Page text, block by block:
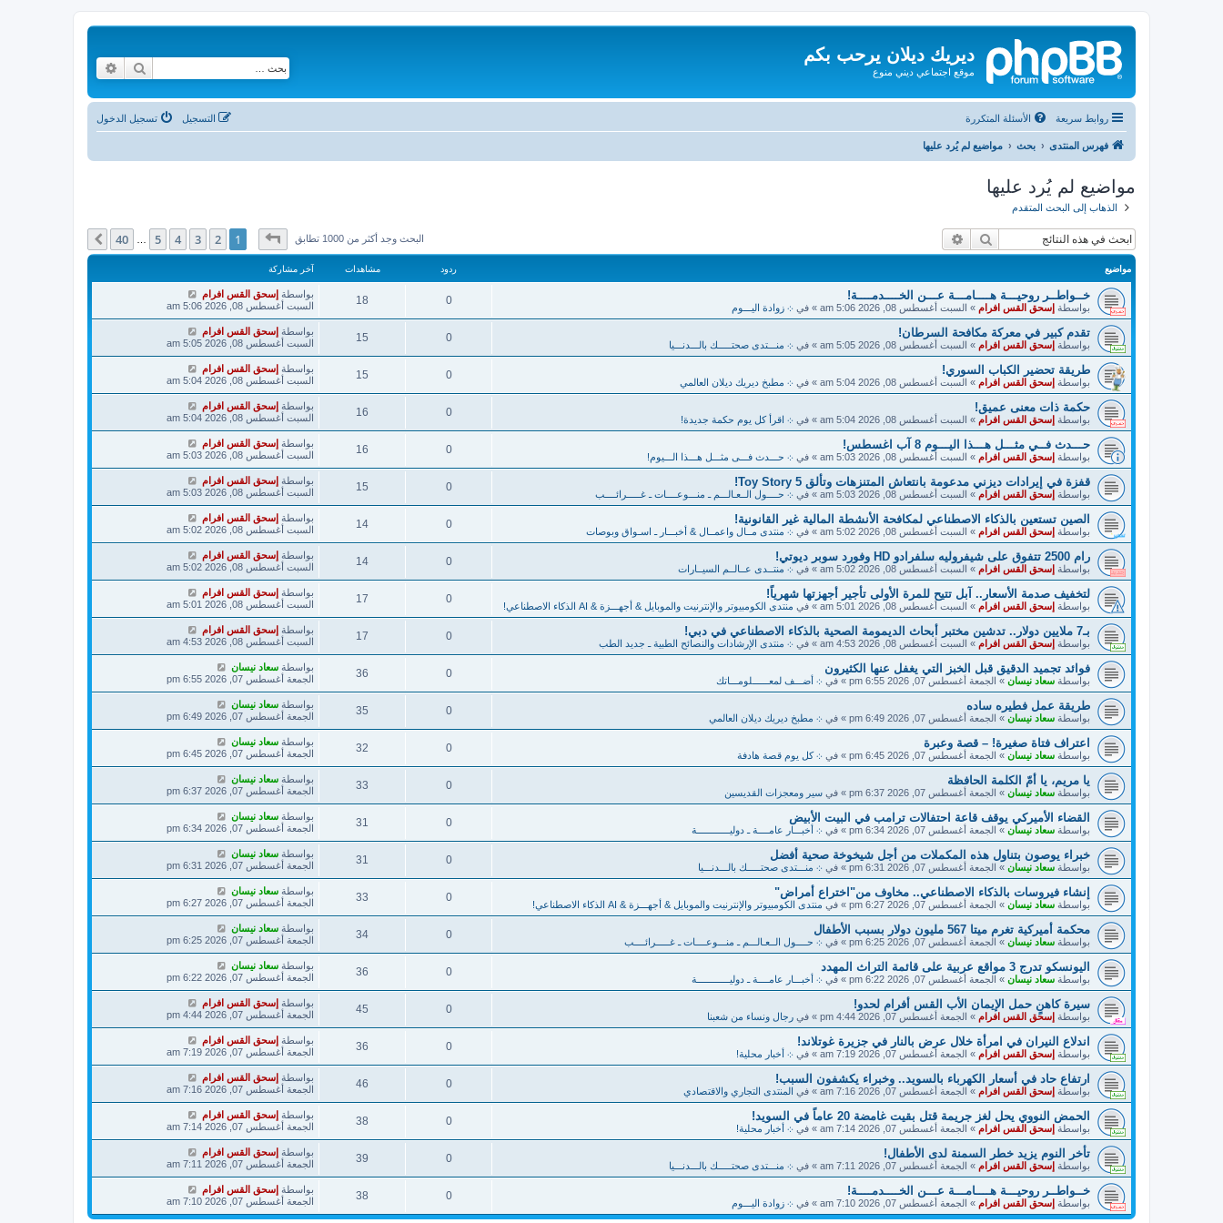
ديريك ديلان يرحب بكم
موقع اجتماعي ديني منوع بحث
روابط سريعة الأسئلة المتكررة تسجيل الدخول التسجيل
فهرس المنتدى بحث مواضيع لم يُرد عليها
مواضيع لم يُرد عليها
الذهاب إلى البحث المتقدم
بحث البحث وجد أكثر من 1000 تطابق صفحة1من40
1
2
3
4
5
40 التالي
مواضيع ردود مشاهدات آخر مشاركة
خــواطــر روحيـــة هــــامـــة عـــن الخــــدمــــة!
بواسطة إسحق القس افرام » السبت أغسطس 08, 2026 5:06 am » في ܀ زوادة اليـــوم
0
18 بواسطة إسحق القس افرام
السبت أغسطس 08, 2026 5:06 am
تقدم كبير في معركة مكافحة السرطان!
بواسطة إسحق القس افرام » السبت أغسطس 08, 2026 5:05 am » في ܀ منـــتدى صحتـــــك بالـــدنـــيا
0
15 بواسطة إسحق القس افرام
السبت أغسطس 08, 2026 5:05 am
طريقة تحضير الكباب السوري!
بواسطة إسحق القس افرام » السبت أغسطس 08, 2026 5:04 am » في ܀ مطبخ ديريك ديلان العالمي
0
15 بواسطة إسحق القس افرام
السبت أغسطس 08, 2026 5:04 am
حكمة ذات معنى عميق!
بواسطة إسحق القس افرام » السبت أغسطس 08, 2026 5:04 am » في ܀ اقرأ كل يوم حكمة جديدة!
0
16 بواسطة إسحق القس افرام
السبت أغسطس 08, 2026 5:04 am
حـــدث فــي مثـــل هـــذا اليـــوم 8 آب اغسطس!
بواسطة إسحق القس افرام » السبت أغسطس 08, 2026 5:03 am » في ܀ حـــدث فـــى مثـــل هـــذا الـــيوم!
0
16 بواسطة إسحق القس افرام
السبت أغسطس 08, 2026 5:03 am
قفزة في إيرادات ديزني مدعومة بانتعاش المتنزهات وتألق Toy Story 5!
بواسطة إسحق القس افرام » السبت أغسطس 08, 2026 5:03 am » في ܀ حــــول الــعـالـــم ـ منـــوعــــات ـ غـــــرائــــب
0
15 بواسطة إسحق القس افرام
السبت أغسطس 08, 2026 5:03 am
الصين تستعين بالذكاء الاصطناعي لمكافحة الأنشطة المالية غير القانونية!
بواسطة إسحق القس افرام » السبت أغسطس 08, 2026 5:02 am » في ܀ منتدى مــال واعمــال & أخبـــار ـ اسـواق وبوصات
0
14 بواسطة إسحق القس افرام
السبت أغسطس 08, 2026 5:02 am
رام 2500 تتفوق على شيفروليه سلفرادو HD وفورد سوبر ديوتي!
بواسطة إسحق القس افرام » السبت أغسطس 08, 2026 5:02 am » في ܀ منتــدى عــالــم السيــارات
0
14 بواسطة إسحق القس افرام
السبت أغسطس 08, 2026 5:02 am
لتخفيف صدمة الأسعار.. آبل تتيح للمرة الأولى تأجير أجهزتها شهرياً!
بواسطة إسحق القس افرام » السبت أغسطس 08, 2026 5:01 am » في منتدى الكومبيوتر والإنترنيت والموبايل & أجهـــزة & AI الذكاء الاصطناعي!
0
17 بواسطة إسحق القس افرام
السبت أغسطس 08, 2026 5:01 am
بـ7 ملايين دولار.. تدشين مختبر أبحاث الديمومة الصحية بالذكاء الاصطناعي في دبي!
بواسطة إسحق القس افرام » السبت أغسطس 08, 2026 4:53 am » في ܀ منتدى الإرشادات والنصائح الطبية ـ جديد الطب
0
17 بواسطة إسحق القس افرام
السبت أغسطس 08, 2026 4:53 am
فوائد تجميد الدقيق قبل الخبز التي يغفل عنها الكثيرون
بواسطة سعاد نيسان » الجمعة أغسطس 07, 2026 6:55 pm » في ܀ أضـــف لمعــــــلومـــاتك
0
36 بواسطة سعاد نيسان
الجمعة أغسطس 07, 2026 6:55 pm
طريقة عمل فطيره ساده
بواسطة سعاد نيسان » الجمعة أغسطس 07, 2026 6:49 pm » في ܀ مطبخ ديريك ديلان العالمي
0
35 بواسطة سعاد نيسان
الجمعة أغسطس 07, 2026 6:49 pm
اعتراف فتاة صغيرة! – قصة وعبرة
بواسطة سعاد نيسان » الجمعة أغسطس 07, 2026 6:45 pm » في ܀ كل يوم قصة هادفة
0
32 بواسطة سعاد نيسان
الجمعة أغسطس 07, 2026 6:45 pm
يا مريم، يا أمّ الكلمة الحافظة
بواسطة سعاد نيسان » الجمعة أغسطس 07, 2026 6:37 pm » في سير ومعجزات القديسين
0
33 بواسطة سعاد نيسان
الجمعة أغسطس 07, 2026 6:37 pm
القضاء الأميركي يوقف قاعة احتفالات ترامب في البيت الأبيض
بواسطة سعاد نيسان » الجمعة أغسطس 07, 2026 6:34 pm » في ܀ أخبـــار عامــــة ـ دوليــــــــــــة
0
31 بواسطة سعاد نيسان
الجمعة أغسطس 07, 2026 6:34 pm
خبراء يوصون بتناول هذه المكملات من أجل شيخوخة صحية أفضل
بواسطة سعاد نيسان » الجمعة أغسطس 07, 2026 6:31 pm » في ܀ منـــتدى صحتـــــك بالـــدنـــيا
0
31 بواسطة سعاد نيسان
الجمعة أغسطس 07, 2026 6:31 pm
إنشاء فيروسات بالذكاء الاصطناعي.. مخاوف من"اختراع أمراض"
بواسطة سعاد نيسان » الجمعة أغسطس 07, 2026 6:27 pm » في منتدى الكومبيوتر والإنترنيت والموبايل & أجهـــزة & AI الذكاء الاصطناعي!
0
33 بواسطة سعاد نيسان
الجمعة أغسطس 07, 2026 6:27 pm
محكمة أميركية تغرم ميتا 567 مليون دولار بسبب الأطفال
بواسطة سعاد نيسان » الجمعة أغسطس 07, 2026 6:25 pm » في ܀ حــــول الــعـالـــم ـ منـــوعــــات ـ غـــــرائــــب
0
34 بواسطة سعاد نيسان
الجمعة أغسطس 07, 2026 6:25 pm
اليونسكو تدرج 3 مواقع عربية على قائمة التراث المهدد
بواسطة سعاد نيسان » الجمعة أغسطس 07, 2026 6:22 pm » في ܀ أخبـــار عامــــة ـ دوليــــــــــــة
0
36 بواسطة سعاد نيسان
الجمعة أغسطس 07, 2026 6:22 pm
سيرة كاهنٍ حمل الإيمان الأب القس أفرام لحدو!
بواسطة إسحق القس افرام » الجمعة أغسطس 07, 2026 4:44 pm » في رجال ونساء من شعبنا
0
45 بواسطة إسحق القس افرام
الجمعة أغسطس 07, 2026 4:44 pm
اندلاع النيران في امرأة خلال عرض بالنار في جزيرة غوتلاند!
بواسطة إسحق القس افرام » الجمعة أغسطس 07, 2026 7:19 am » في ܀ أخبار محلية!
0
36 بواسطة إسحق القس افرام
الجمعة أغسطس 07, 2026 7:19 am
ارتفاع حاد في أسعار الكهرباء بالسويد.. وخبراء يكشفون السبب!
بواسطة إسحق القس افرام » الجمعة أغسطس 07, 2026 7:16 am » في المنتدى التجاري والاقتصادي
0
46 بواسطة إسحق القس افرام
الجمعة أغسطس 07, 2026 7:16 am
الحمض النووي يحل لغز جريمة قتل بقيت غامضة 20 عاماً في السويد!
بواسطة إسحق القس افرام » الجمعة أغسطس 07, 2026 7:14 am » في ܀ أخبار محلية!
0
38 بواسطة إسحق القس افرام
الجمعة أغسطس 07, 2026 7:14 am
تأخر النوم يزيد خطر السمنة لدى الأطفال!
بواسطة إسحق القس افرام » الجمعة أغسطس 07, 2026 7:11 am » في ܀ منـــتدى صحتـــــك بالـــدنـــيا
0
39 بواسطة إسحق القس افرام
الجمعة أغسطس 07, 2026 7:11 am
خــواطــر روحيـــة هــــامـــة عـــن الخــــدمــــة!
بواسطة إسحق القس افرام » الجمعة أغسطس 07, 2026 7:10 am » في ܀ زوادة اليـــوم
0
38 بواسطة إسحق القس افرام
الجمعة أغسطس 07, 2026 7:10 am